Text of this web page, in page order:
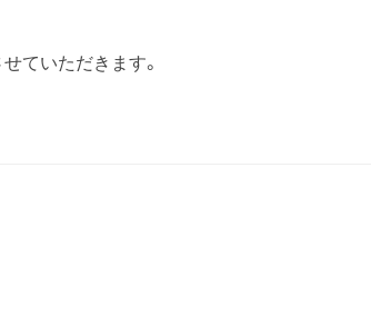
ていただきます。